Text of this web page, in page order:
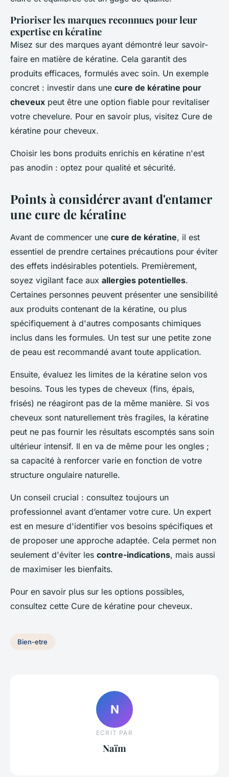
Prioriser les marques reconnues pour leur
expertise en kératine
Misez sur des marques ayant démontré leur savoir-
faire en matière de kératine. Cela garantit des
produits efficaces, formulés avec soin. Un exemple
concret : investir dans une cure de kératine pour
cheveux peut être une option fiable pour revitaliser
votre chevelure. Pour en savoir plus, visitez Cure de
kératine pour cheveux.
Choisir les bons produits enrichis en kératine n'est
pas anodin : optez pour qualité et sécurité.
Points à considérer avant d'entamer
une cure de kératine
Avant de commencer une cure de kératine, il est
essentiel de prendre certaines précautions pour éviter
des effets indésirables potentiels. Premièrement,
soyez vigilant face aux allergies potentielles.
Certaines personnes peuvent présenter une sensibilité
aux produits contenant de la kératine, ou plus
spécifiquement à d'autres composants chimiques
inclus dans les formules. Un test sur une petite zone
de peau est recommandé avant toute application.
Ensuite, évaluez les limites de la kératine selon vos
besoins. Tous les types de cheveux (fins, épais,
frisés) ne réagiront pas de la même manière. Si vos
cheveux sont naturellement très fragiles, la kératine
peut ne pas fournir les résultats escomptés sans soin
ultérieur intensif. Il en va de même pour les ongles ;
sa capacité à renforcer varie en fonction de votre
structure ongulaire naturelle.
Un conseil crucial : consultez toujours un
professionnel avant d’entamer votre cure. Un expert
est en mesure d'identifier vos besoins spécifiques et
de proposer une approche adaptée. Cela permet non
seulement d'éviter les contre-indications, mais aussi
de maximiser les bienfaits.
Pour en savoir plus sur les options possibles,
consultez cette Cure de kératine pour cheveux.
Bien-etre
N
ECRIT PAR
Naïm